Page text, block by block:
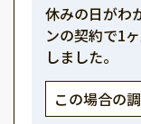
休みの日がわ
ンの契約で1
しました。
この場合の